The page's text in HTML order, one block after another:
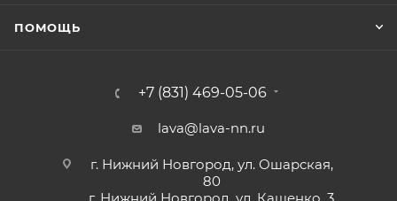
ПОМОЩЬ
+7 (831) 469-05-06
lava@lava-nn.ru
г. Нижний Новгород, ул. Ошарская,
80